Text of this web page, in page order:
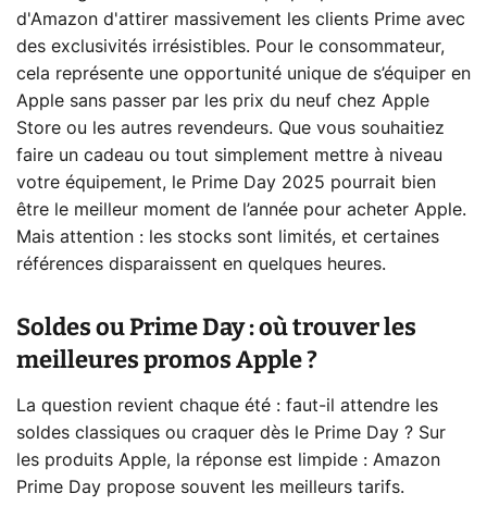
d'Amazon d'attirer massivement les clients Prime avec
des exclusivités irrésistibles. Pour le consommateur,
cela représente une opportunité unique de s’équiper en
Apple sans passer par les prix du neuf chez Apple
Store ou les autres revendeurs. Que vous souhaitiez
faire un cadeau ou tout simplement mettre à niveau
votre équipement, le Prime Day 2025 pourrait bien
être le meilleur moment de l’année pour acheter Apple.
Mais attention : les stocks sont limités, et certaines
références disparaissent en quelques heures.
Soldes ou Prime Day : où trouver les
meilleures promos Apple ?
La question revient chaque été : faut-il attendre les
soldes classiques ou craquer dès le Prime Day ? Sur
les produits Apple, la réponse est limpide : Amazon
Prime Day propose souvent les meilleurs tarifs.